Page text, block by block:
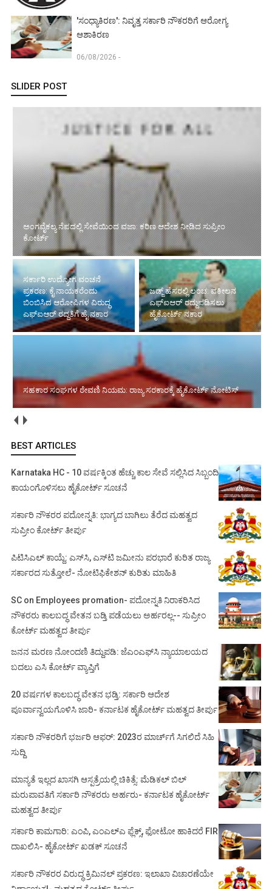
'ಸಂಧ್ಯಾಕಿರಣ': ನಿವೃತ್ತ ಸರ್ಕಾರಿ ನೌಕರರಿಗೆ ಆರೋಗ್ಯ
ಆಶಾಕಿರಣ
06/08/2026 -
SLIDER POST
ಸರ್ಕಾರಿ ಉದ್ಯೋಗ ವಂಚನೆ ಪ್ರಕರಣ: ಕೈ ನಾಯಕರೆಂದು ಬಿಂಬಿಸಿದ
ಆರೋಪಿಗಳ ವಿರುದ್ಧ ಎಫ್‌ಐಆರ್ ರದ್ದತಿಗೆ ಹೈ ನಕಾರ
ಜಡ್ಜ್ ಹೆಸರಲ್ಲಿ ಲಂಚ: ವಕೀಲನ
ಎಫ್‌ಐಆರ್ ರದ್ದುಪಡಿಸಲು
ಹೈಕೋರ್ಟ್ ನಕಾರ
ಸಹಕಾರ ಸಂಘಗಳ ಠೇವಣಿ ನಿಯಮ: ರಾಜ್ಯ
ಸರಕಾರಕ್ಕೆ ಹೈಕೋರ್ಟ್ ನೋಟಿಸ್
ಹೈಕೋರ್ಟ್‌ಗೆ ಆರು ಹೆಚ್ಚುವರಿ ನ್ಯಾಯಮೂರ್ತಿಗಳ ನೇಮಕ
BEST ARTICLES
Karnataka HC - 10 ವರ್ಷಕ್ಕಿಂತ ಹೆಚ್ಚು ಕಾಲ ಸೇವೆ ಸಲ್ಲಿಸಿದ ಸಿಬ್ಬಂದಿ
ಕಾಯಂಗೊಳಿಸಲು ಹೈಕೋರ್ಟ್ ಸೂಚನೆ
ಸರ್ಕಾರಿ ನೌಕರರ ಪದೋನ್ನತಿ: ಭಾಗ್ಯದ ಬಾಗಿಲು ತೆರೆದ ಮಹತ್ವದ
ಸುಪ್ರೀಂ ಕೋರ್ಟ್ ತೀರ್ಪು
ಪಿಟಿಸಿಎಲ್ ಕಾಯ್ದೆ: ಎಸ್‌ಸಿ, ಎಸ್‌ಟಿ ಜಮೀನು ಪರಭಾರೆ ಕುರಿತ ರಾಜ್ಯ
ಸರ್ಕಾರದ ಸುತ್ತೋಲೆ- ನೋಟಿಫಿಕೇಶನ್‌ ಕುರಿತು ಮಾಹಿತಿ
SC on Employees promation- ಪದೋನ್ನತಿ ನಿರಾಕರಿಸಿದ
ನೌಕರರು ಕಾಲಬದ್ಧ ವೇತನ ಬಡ್ತಿ ಪಡೆಯಲು ಅರ್ಹರಲ್ಲ-- ಸುಪ್ರೀಂ
ಕೋರ್ಟ್ ಮಹತ್ವದ ತೀರ್ಪು
ಜನನ ಮರಣ ನೋಂದಣಿ ತಿದ್ದುಪಡಿ: ಜೆಎಂಎಫ್‌ಸಿ ನ್ಯಾಯಾಲಯದ
ಬದಲು ಎಸಿ ಕೋರ್ಟ್‌ ವ್ಯಾಪ್ತಿಗೆ
20 ವರ್ಷಗಳ ಕಾಲಬದ್ಧ ವೇತನ ಭಡ್ತಿ: ಸರ್ಕಾರಿ ಆದೇಶ
ಪೂರ್ವಾನ್ವಯಗೊಳಿಸಿ ಜಾರಿ- ಕರ್ನಾಟಕ ಹೈಕೋರ್ಟ್ ಮಹತ್ವದ ತೀರ್ಪು
ಸರ್ಕಾರಿ ನೌಕರರಿಗೆ ಭರ್ಜರಿ ಆಫರ್: 2023ರ ಮಾರ್ಚ್‌ಗೆ ಸಿಗಲಿದೆ ಸಿಹಿ
ಸುದ್ದಿ
ಮಾನ್ಯತೆ ಇಲ್ಲದ ಖಾಸಗಿ ಆಸ್ಪತ್ರೆಯಲ್ಲಿ ಚಿಕಿತ್ಸೆ: ಮೆಡಿಕಲ್ ಬಿಲ್
ಮರುಪಾವತಿಗೆ ಸರ್ಕಾರಿ ನೌಕರರು ಅರ್ಹರು- ಕರ್ನಾಟಕ ಹೈಕೋರ್ಟ್
ಮಹತ್ವದ ತೀರ್ಪು
ಸರ್ಕಾರಿ ಕಾಮಗಾರಿ: ಎಂಪಿ, ಎಂಎಲ್‌ಎ ಫ್ಲೆಕ್ಸ್‌, ಫೋಟೋ ಹಾಕಿದರೆ FIR
ದಾಖಲಿಸಿ- ಹೈಕೋರ್ಟ್‌ ಖಡಕ್ ಸೂಚನೆ
ಸರ್ಕಾರಿ ನೌಕರರ ವಿರುದ್ಧ ಕ್ರಿಮಿನಲ್ ಪ್ರಕರಣ: ಇಲಾಖಾ ವಿಚಾರಣೆಯೇ